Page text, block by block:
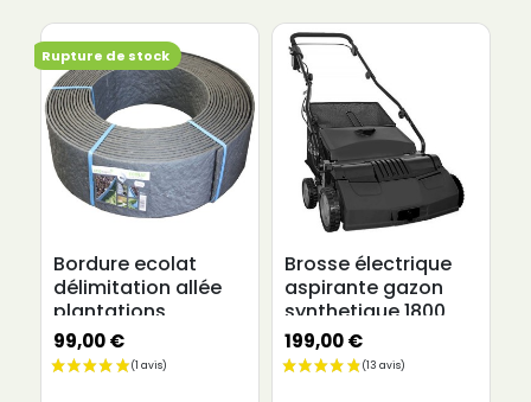
Rupture de stock
Bordure ecolat
délimitation allée
plantations
99,00 €
Brosse électrique
aspirante gazon
synthetique 1800
watts
199,00 €